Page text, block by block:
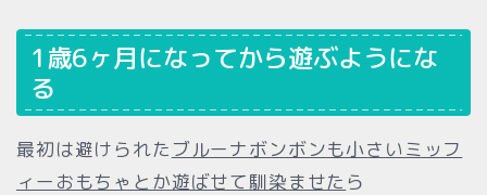
1歳6ヶ月になってから遊ぶようにな
る
最初は避けられたブルーナボンボンも小さいミッフ
ィーおもちゃとか遊ばせて馴染ませた ら